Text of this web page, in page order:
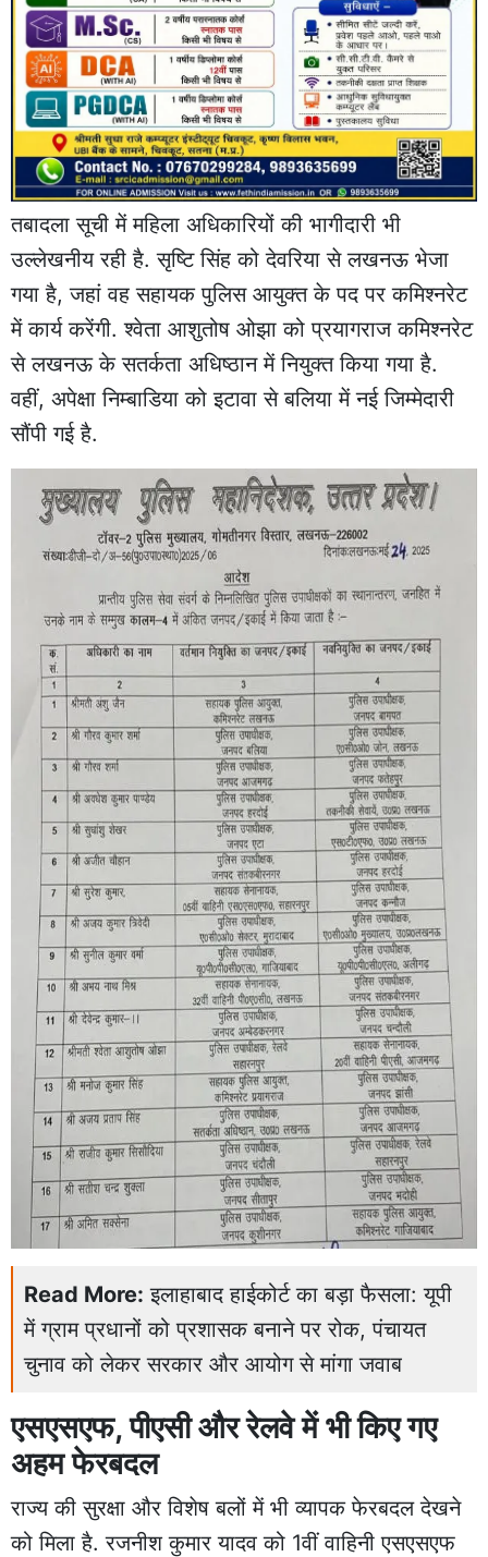
तबादला सूची में महिला अधिकारियों की भागीदारी भी
उल्लेखनीय रही है. सृष्टि सिंह को देवरिया से लखनऊ भेजा
गया है, जहां वह सहायक पुलिस आयुक्त के पद पर कमिश्नरेट
में कार्य करेंगी. श्वेता आशुतोष ओझा को प्रयागराज कमिश्नरेट
से लखनऊ के सतर्कता अधिष्ठान में नियुक्त किया गया है.
वहीं, अपेक्षा निम्बाडिया को इटावा से बलिया में नई जिम्मेदारी
सौंपी गई है.
Read More: इलाहाबाद हाईकोर्ट का बड़ा फैसला: यूपी
में ग्राम प्रधानों को प्रशासक बनाने पर रोक, पंचायत
चुनाव को लेकर सरकार और आयोग से मांगा जवाब
एसएसएफ, पीएसी और रेलवे में भी किए गए
अहम फेरबदल
राज्य की सुरक्षा और विशेष बलों में भी व्यापक फेरबदल देखने
को मिला है. रजनीश कुमार यादव को 1वीं वाहिनी एसएसएफ